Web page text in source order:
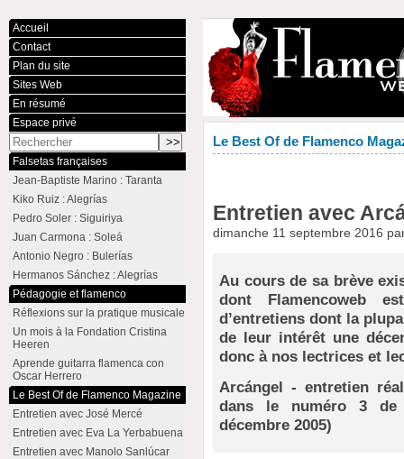
Le Best Of de Flamenco
Entretien avec
dimanche 11 septembre 2016
Au cours de sa brève
dont Flamencoweb
d’entretiens dont la
de leur intérêt une
donc à nos lectrices et
Arcángel - entretien
dans le numéro 3 de
décembre 2005)
Accueil
Contact
Plan du site
Sites Web
En résumé
Espace privé
Falsetas françaises
Jean-Baptiste Marino : Taranta
Kiko Ruiz : Alegrías
Pedro Soler : Siguiriya
Juan Carmona : Soleá
Antonio Negro : Bulerías
Hermanos Sánchez : Alegrías
Pédagogie et flamenco
Réflexions sur la pratique musicale
Un mois à la Fondation Cristina
Heeren
Aprende guitarra flamenca con
Oscar Herrero
Le Best Of de Flamenco Magazine
Entretien avec José Mercé
Entretien avec Eva La Yerbabuena
Entretien avec Manolo Sanlúcar